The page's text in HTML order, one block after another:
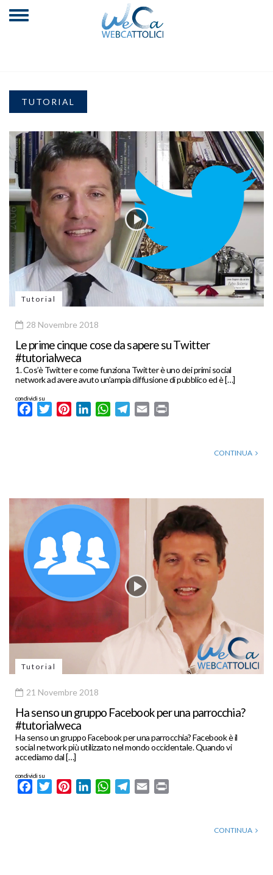
TUTORIAL
Tutorial
28 Novembre 2018
Le prime cinque cose da sapere su Twitter
#tutorialweca
1. Cos’è Twitter e come funziona Twitter è uno dei primi social
network ad avere avuto un’ampia diffusione di pubblico ed è […]
condividi su
FacebookTwitterPinterestLinkedInWhatsApp
Telegram
Email
CONTINUA
Tutorial
21 Novembre 2018
Ha senso un gruppo Facebook per una parrocchia?
#tutorialweca
Ha senso un gruppo Facebook per una parrocchia? Facebook è il
social network più utilizzato nel mondo occidentale. Quando vi
accediamo dal […]
condividi su
FacebookTwitterPinterestLinkedInWhatsApp
Telegram
Email
CONTINUA